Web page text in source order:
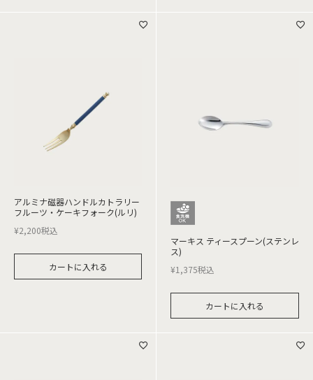
アルミナ磁器ハンドルカトラリー
フルーツ・ケーキフォーク(ルリ)
¥2,200税込
カートに入れる
マーキス ティースプーン(ステンレ
ス)
¥1,375税込
カートに入れる